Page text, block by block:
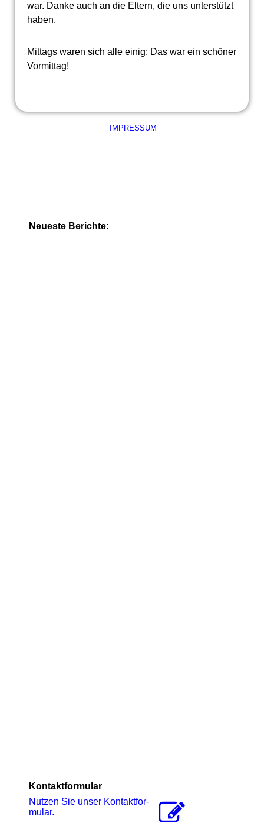
war. Danke auch an die Eltern, die uns unterstützt
haben.
Mittags waren sich alle einig: Das war ein schöner
Vormittag!
IMPRESSUM
Neueste Berichte:
Kontaktformular
Nutzen Sie unser Kon­takt­for­
mu­lar.